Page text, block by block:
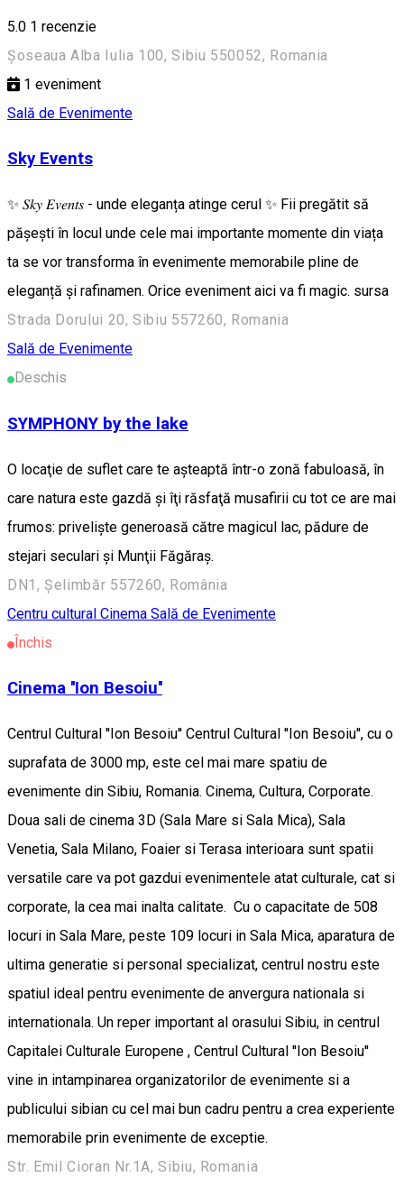
5.0 1 recenzie
Șoseaua Alba Iulia 100, Sibiu 550052, Romania
1 eveniment
Sală de Evenimente
Sky Events
✨ 𝑆𝑘𝑦 𝐸𝑣𝑒𝑛𝑡𝑠 - unde eleganța atinge cerul ✨ Fii pregătit să
pășești în locul unde cele mai importante momente din viața
ta se vor transforma în evenimente memorabile pline de
eleganță și rafinamen. Orice eveniment aici va fi magic. sursa
Strada Dorului 20, Sibiu 557260, Romania
Sală de Evenimente
Deschis
SYMPHONY by the lake
O locaţie de suflet care te aşteaptă într-o zonă fabuloasă, în
care natura este gazdă şi îţi răsfaţă musafirii cu tot ce are mai
frumos: privelişte generoasă către magicul lac, pădure de
stejari seculari şi Munţii Făgăraş.
DN1, Șelimbăr 557260, România
Centru cultural Cinema Sală de Evenimente
Închis
Cinema ''Ion Besoiu''
Centrul Cultural ''Ion Besoiu'' Centrul Cultural ''Ion Besoiu'', cu o
suprafata de 3000 mp, este cel mai mare spatiu de
evenimente din Sibiu, Romania. Cinema, Cultura, Corporate.
Doua sali de cinema 3D (Sala Mare si Sala Mica), Sala
Venetia, Sala Milano, Foaier si Terasa interioara sunt spatii
versatile care va pot gazdui evenimentele atat culturale, cat si
corporate, la cea mai inalta calitate. Cu o capacitate de 508
locuri in Sala Mare, peste 109 locuri in Sala Mica, aparatura de
ultima generatie si personal specializat, centrul nostru este
spatiul ideal pentru evenimente de anvergura nationala si
internationala. Un reper important al orasului Sibiu, in centrul
Capitalei Culturale Europene , Centrul Cultural ''Ion Besoiu''
vine in intampinarea organizatorilor de evenimente si a
publicului sibian cu cel mai bun cadru pentru a crea experiente
memorabile prin evenimente de exceptie.
Str. Emil Cioran Nr.1A, Sibiu, Romania